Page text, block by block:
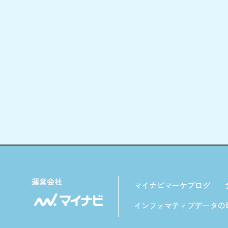
マイナビマーケブログ
インフォマティブデータ